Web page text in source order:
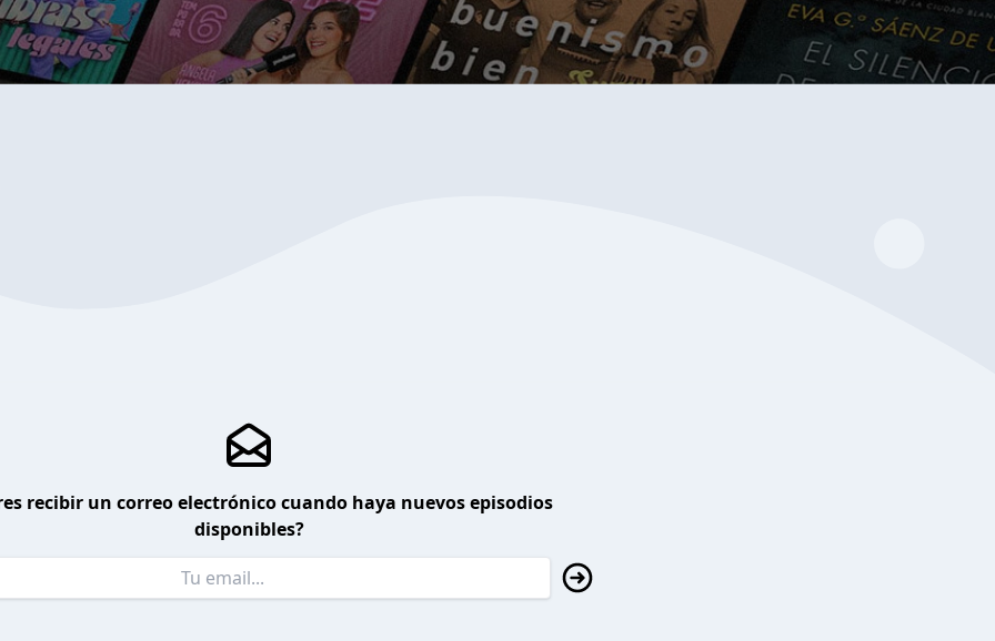
recibir un correo electrónico cuando haya nuevos episodios
disponibles?